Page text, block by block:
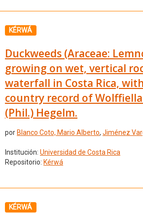
KÉRWÁ
Duckweeds (Araceae:
growing on wet, vertical
waterfall in Costa Rica,
country record of
(Phil.) Hegelm.
por Blanco Coto, Mario Alberto, Jiménez
Institución: Universidad de Costa Rica
Repositorio: Kérwá
KÉRWÁ